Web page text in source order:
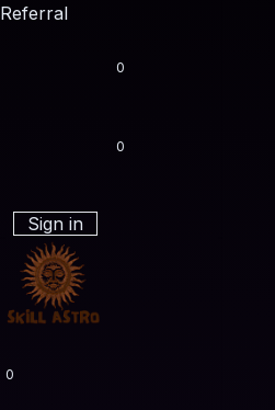
Referral
0
0
Sign in
0